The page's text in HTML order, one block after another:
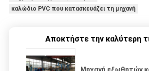
καλώδιο PVC που κατασκευάζει τη μηχανή
Αποκτήστε την καλύτερη